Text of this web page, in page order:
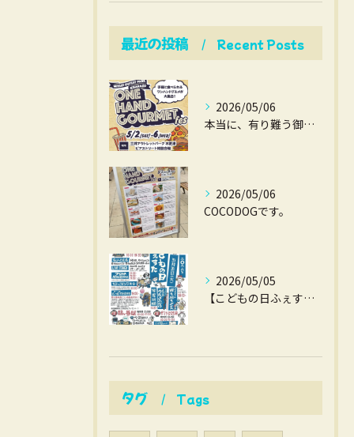
最近の投稿 Recent Posts
2026/05/06
本当に、有り難う御座いました。
2026/05/06
COCODOGです。
2026/05/05
【こどもの日ふぇすた】
タグ Tags